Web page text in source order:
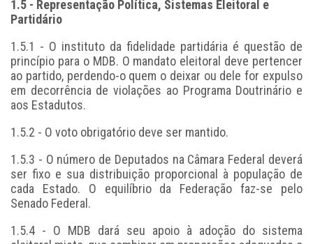
1.5 - Representação Política, Sistemas Eleitoral e
Partidário
1.5.1 - O instituto da fidelidade partidária é questão de
princípio para o MDB. O mandato eleitoral deve pertencer
ao partido, perdendo-o quem o deixar ou dele for expulso
em decorrência de violações ao Programa Doutrinário e
aos Estadutos.
1.5.2 - O voto obrigatório deve ser mantido.
1.5.3 - O número de Deputados na Câmara Federal deverá
ser fixo e sua distribuição proporcional à população de
cada Estado. O equilíbrio da Federação faz-se pelo
Senado Federal.
1.5.4 - O MDB dará seu apoio à adoção do sistema